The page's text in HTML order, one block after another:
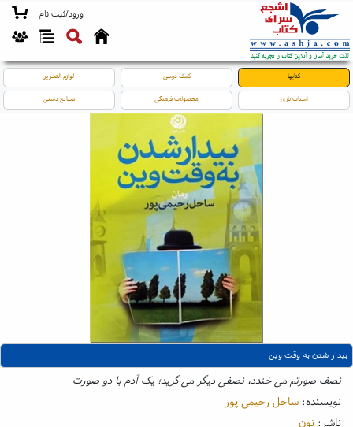
ورود/ثبت نام
کتابها کمک درسی لوازم التحریر
اسباب بازی محصولات فرهنگی صنایع دستی
بیدار شدن به وقت وین
نصف صورتم می خندد، نصفی دیگر می گرید؛ یک آدم با دو صورت
نویسنده: ساحل رحیمی پور
ناشر: نون